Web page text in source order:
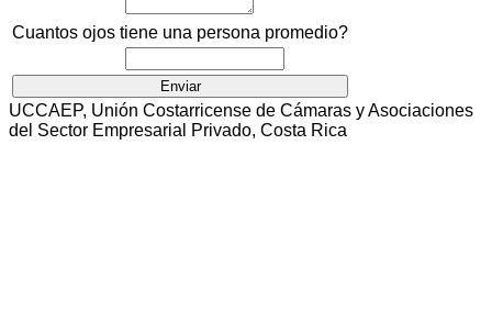
Cuantos ojos tiene una persona promedio?
UCCAEP, Unión Costarricense de Cámaras y Asociaciones
del Sector Empresarial Privado, Costa Rica